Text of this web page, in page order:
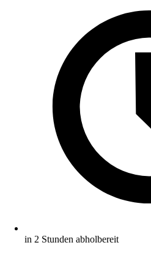
in 2 Stunden abholbereit